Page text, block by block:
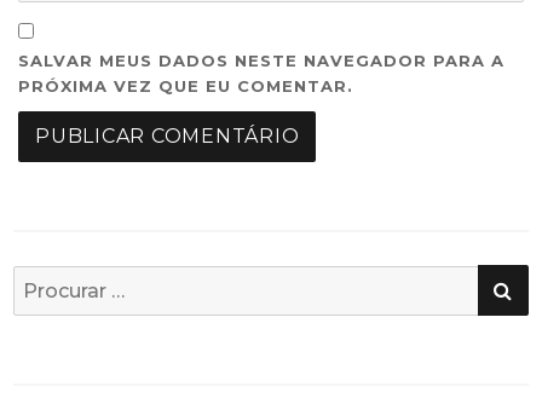
SALVAR MEUS DADOS NESTE NAVEGADOR PARA A
PRÓXIMA VEZ QUE EU COMENTAR.
Busca
por: